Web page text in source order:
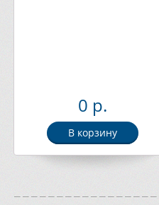
0 р.
В корзину